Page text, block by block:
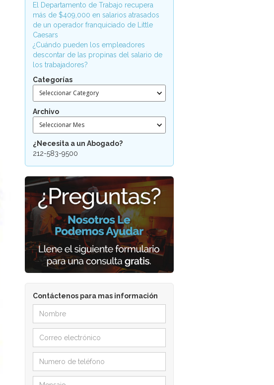
El Departamento de Trabajo recupera
más de $409,000 en salarios atrasados
de un operador franquiciado de Little
Caesars
¿Cuándo pueden los empleadores
descontar de las propinas del salario de
los trabajadores?
Categorías
Seleccionar Category
Archivo
Seleccionar Mes
¿Necesita a un Abogado?
212-583-9500
Contáctenos para mas información